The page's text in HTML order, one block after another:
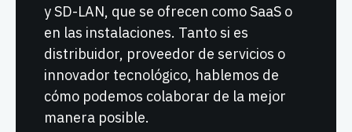
y SD-LAN, que se ofrecen como SaaS o
en las instalaciones. Tanto si es
distribuidor, proveedor de servicios o
innovador tecnológico, hablemos de
cómo podemos colaborar de la mejor
manera posible.